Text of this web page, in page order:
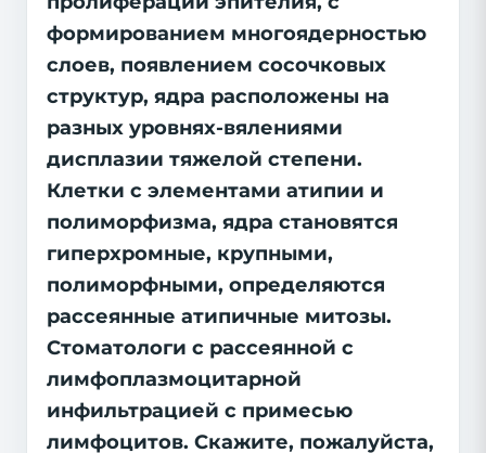
формированием многоядерностью
слоев, появлением сосочковых
структур, ядра расположены на
разных уровнях-вялениями
дисплазии тяжелой степени.
Клетки с элементами атипии и
полиморфизма, ядра становятся
гиперхромные, крупными,
полиморфными, определяются
рассеянные атипичные митозы.
Стоматологи с рассеянной с
лимфоплазмоцитарной
инфильтрацией с примесью
лимфоцитов. Скажите, пожалуйста,